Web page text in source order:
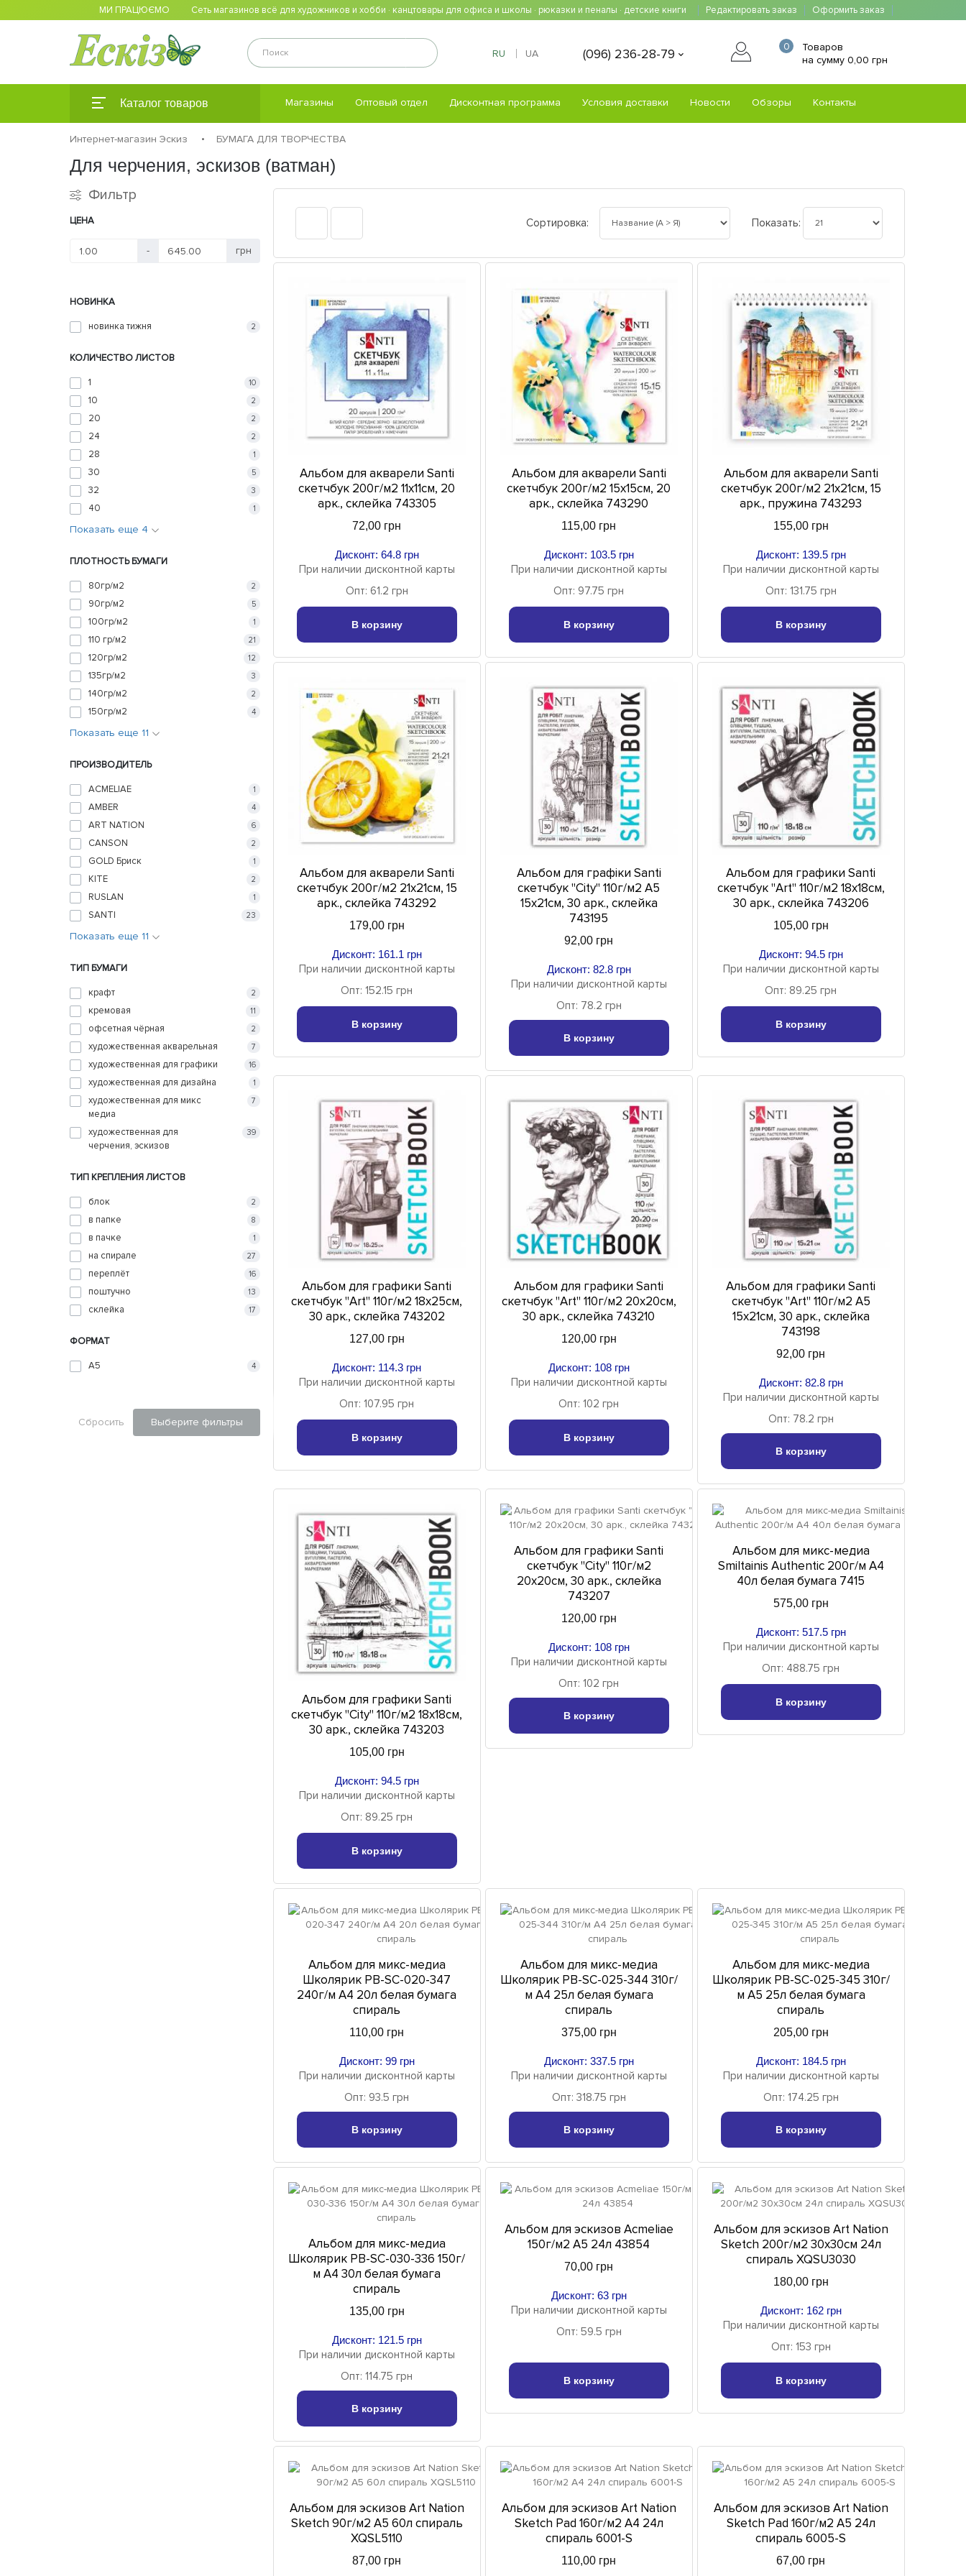
МИ ПРАЦЮЄМО Сеть магазинов всё для художников и хобби · канцтовары для офиса и школы · рюказки и пеналы · детские книги Оформить заказ
Редактировать заказ
RU UA
Товаров
0
на сумму 0,00 грн
(096) 236-28-79
Магазины Оптовый отдел Дисконтная программа Условия доставки Новости Обзоры Контакты
Каталог товаров
Интернет-магазин Эскиз БУМАГА ДЛЯ ТВОРЧЕСТВА
Для черчения, эскизов (ватман)
Фильтр
ЦЕНА
- грн
НОВИНКА
новинка тижня 2
КОЛИЧЕСТВО ЛИСТОВ
1 10
10 2
20 2
24 2
28 1
30 5
32 3
40 1
Показать еще 4
ПЛОТНОСТЬ БУМАГИ
80гр/м2 2
90гр/м2 5
100гр/м2 1
110 гр/м2 21
120гр/м2 12
135гр/м2 3
140гр/м2 2
150гр/м2 4
Показать еще 11
ПРОИЗВОДИТЕЛЬ
ACMELIAE 1
AMBER 4
ART NATION 6
CANSON 2
GOLD Бриск 1
KITE 2
RUSLAN 1
SANTI 23
Показать еще 11
ТИП БУМАГИ
крафт 2
кремовая 11
офсетная чёрная 2
художественная акварельная 7
художественная для графики 16
художественная для дизайна 1
художественная для микс
медиа
7
художественная для
черчения, эскизов
39
ТИП КРЕПЛЕНИЯ ЛИСТОВ
блок 2
в папке 8
в пачке 1
на спирале 27
переплёт 16
поштучно 13
склейка 17
ФОРМАТ
A5 4
Сбросить Выберите фильтры
Сортировка: Показать:
Альбом для акварели Santi
скетчбук 200г/м2 11х11см, 20
арк., склейка 743305
72,00 грн
Дисконт: 64.8 грн
При наличии дисконтной карты
Опт: 61.2 грн
В корзину
Альбом для акварели Santi
скетчбук 200г/м2 15х15см, 20
арк., склейка 743290
115,00 грн
Дисконт: 103.5 грн
При наличии дисконтной карты
Опт: 97.75 грн
В корзину
Альбом для акварели Santi
скетчбук 200г/м2 21х21см, 15
арк., пружина 743293
155,00 грн
Дисконт: 139.5 грн
При наличии дисконтной карты
Опт: 131.75 грн
В корзину
Альбом для акварели Santi
скетчбук 200г/м2 21х21см, 15
арк., склейка 743292
179,00 грн
Дисконт: 161.1 грн
При наличии дисконтной карты
Опт: 152.15 грн
В корзину
Альбом для графіки Santi
скетчбук "City" 110г/м2 A5
15х21см, 30 арк., склейка
743195
92,00 грн
Дисконт: 82.8 грн
При наличии дисконтной карты
Опт: 78.2 грн
В корзину
Альбом для графики Santi
скетчбук "Art" 110г/м2 18х18см,
30 арк., склейка 743206
105,00 грн
Дисконт: 94.5 грн
При наличии дисконтной карты
Опт: 89.25 грн
В корзину
Альбом для графики Santi
скетчбук "Art" 110г/м2 18х25см,
30 арк., склейка 743202
127,00 грн
Дисконт: 114.3 грн
При наличии дисконтной карты
Опт: 107.95 грн
В корзину
Альбом для графики Santi
скетчбук "Art" 110г/м2 20х20см,
30 арк., склейка 743210
120,00 грн
Дисконт: 108 грн
При наличии дисконтной карты
Опт: 102 грн
В корзину
Альбом для графики Santi
скетчбук "Art" 110г/м2 A5
15х21см, 30 арк., склейка
743198
92,00 грн
Дисконт: 82.8 грн
При наличии дисконтной карты
Опт: 78.2 грн
В корзину
Альбом для графики Santi
скетчбук "City" 110г/м2 18х18cм,
30 арк., склейка 743203
105,00 грн
Дисконт: 94.5 грн
При наличии дисконтной карты
Опт: 89.25 грн
В корзину
Альбом для графики Santi
скетчбук "City" 110г/м2
20х20см, 30 арк., склейка
743207
120,00 грн
Дисконт: 108 грн
При наличии дисконтной карты
Опт: 102 грн
В корзину
Альбом для микс-медиа
Smiltainis Authentic 200г/м A4
40л белая бумага 7415
575,00 грн
Дисконт: 517.5 грн
При наличии дисконтной карты
Опт: 488.75 грн
В корзину
Альбом для микс-медиа
Школярик PB-SC-020-347
240г/м A4 20л белая бумага
спираль
110,00 грн
Дисконт: 99 грн
При наличии дисконтной карты
Опт: 93.5 грн
В корзину
Альбом для микс-медиа
Школярик PB-SC-025-344 310г/
м A4 25л белая бумага
спираль
375,00 грн
Дисконт: 337.5 грн
При наличии дисконтной карты
Опт: 318.75 грн
В корзину
Альбом для микс-медиа
Школярик PB-SC-025-345 310г/
м A5 25л белая бумага
спираль
205,00 грн
Дисконт: 184.5 грн
При наличии дисконтной карты
Опт: 174.25 грн
В корзину
Альбом для микс-медиа
Школярик PB-SC-030-336 150г/
м A4 30л белая бумага
спираль
135,00 грн
Дисконт: 121.5 грн
При наличии дисконтной карты
Опт: 114.75 грн
В корзину
Альбом для эскизов Acmeliae
150г/м2 А5 24л 43854
70,00 грн
Дисконт: 63 грн
При наличии дисконтной карты
Опт: 59.5 грн
В корзину
Альбом для эскизов Art Nation
Sketch 200г/м2 30х30см 24л
спираль XQSU3030
180,00 грн
Дисконт: 162 грн
При наличии дисконтной карты
Опт: 153 грн
В корзину
Альбом для эскизов Art Nation
Sketch 90г/м2 A5 60л спираль
XQSL5110
87,00 грн
Альбом для эскизов Art Nation
Sketch Pad 160г/м2 A4 24л
спираль 6001-S
110,00 грн
Альбом для эскизов Art Nation
Sketch Pad 160г/м2 A5 24л
спираль 6005-S
67,00 грн